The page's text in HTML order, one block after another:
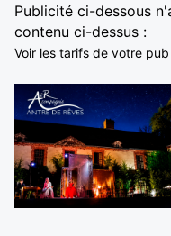
Publicité ci-dessous
contenu ci-dessus :
Voir les tarifs de votre